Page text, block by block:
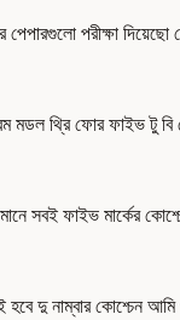
পরীক্ষা
থ্রি ফোর ফাইভ টু
সবই ফাইভ মার্কের
দু নাম্বার কোশ্চেন